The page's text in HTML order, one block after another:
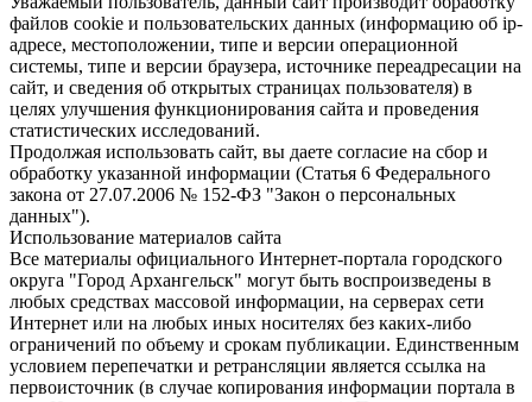
файлов cookie и пользовательских данных (информацию об ip-
адресе, местоположении, типе и версии операционной
системы, типе и версии браузера, источнике переадресации на
сайт, и сведения об открытых страницах пользователя) в
целях улучшения функционирования сайта и проведения
статистических исследований.
Продолжая использовать сайт, вы даете согласие на сбор и
обработку указанной информации (Статья 6 Федерального
закона от 27.07.2006 № 152-ФЗ "Закон о персональных
данных").
Использование материалов сайта
Все материалы официального Интернет-портала городского
округа "Город Архангельск" могут быть воспроизведены в
любых средствах массовой информации, на серверах сети
Интернет или на любых иных носителях без каких-либо
ограничений по объему и срокам публикации. Единственным
условием перепечатки и ретрансляции является ссылка на
первоисточник (в случае копирования информации портала в